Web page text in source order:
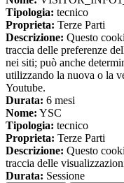
Tipologia: tecnico
Proprieta: Terze Parti
Descrizione: Questo
traccia delle preferenze
nei siti; può anche
utilizzando la nuova o la
Youtube.
Durata: 6 mesi
Nome: YSC
Tipologia: tecnico
Proprieta: Terze Parti
Descrizione: Questo
traccia delle
Durata: Sessione